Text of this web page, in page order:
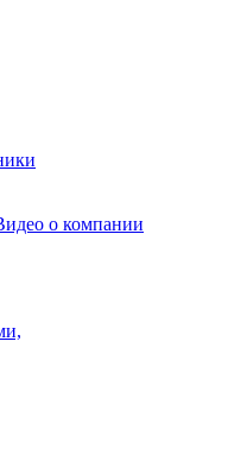
о компании